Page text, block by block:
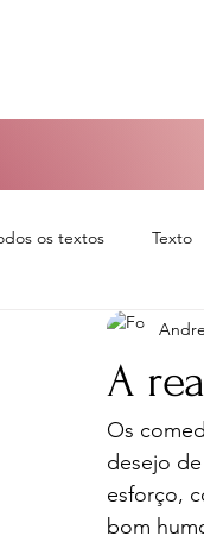
os textos Texto
Sem categoria
A
Os
desejo
esforço,
bom